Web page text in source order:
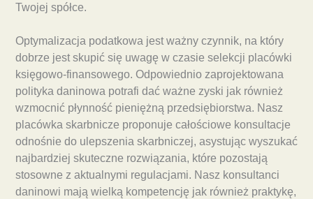
Twojej spółce.
Optymalizacja podatkowa jest ważny czynnik, na który
dobrze jest skupić się uwagę w czasie selekcji placówki
księgowo-finansowego. Odpowiednio zaprojektowana
polityka daninowa potrafi dać ważne zyski jak również
wzmocnić płynność pieniężną przedsiębiorstwa. Nasz
placówka skarbnicze proponuje całościowe konsultacje
odnośnie do ulepszenia skarbniczej, asystując wyszukać
najbardziej skuteczne rozwiązania, które pozostają
stosowne z aktualnymi regulacjami. Nasz konsultanci
daninowi mają wielką kompetencję jak również praktykę,